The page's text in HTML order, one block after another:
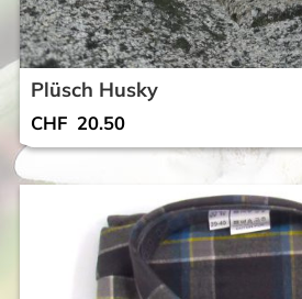
Plüsch Husky
CHF 20.50